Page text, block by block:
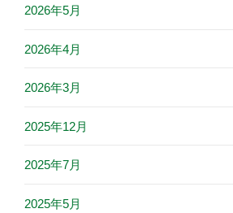
2026年5月
2026年4月
2026年3月
2025年12月
2025年7月
2025年5月